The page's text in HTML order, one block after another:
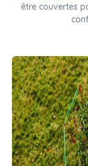
être couvertes